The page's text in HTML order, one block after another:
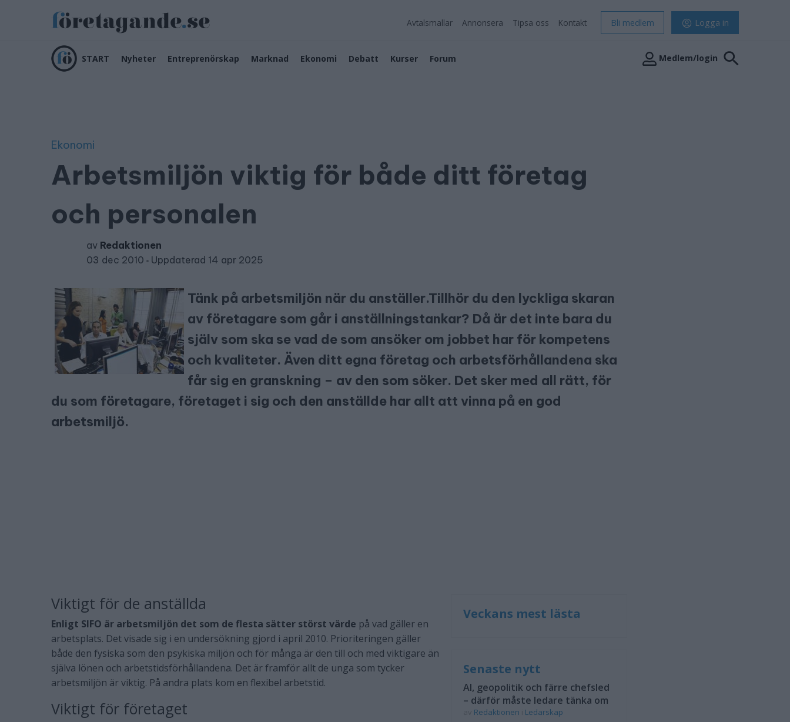
Avtalsmallar Annonsera Tipsa oss Kontakt Bli medlem Logga in
START Nyheter Entreprenörskap Marknad Ekonomi Debatt Kurser Forum Medlem/login
Ekonomi
Arbetsmiljön viktig för både ditt företag
och personalen
av Redaktionen
03 dec 2010
Uppdaterad 14 apr 2025
Tänk på arbetsmiljön när du anställer.Tillhör du den lyckliga skaran
av företagare som går i anställningstankar? Då är det inte bara du
själv som ska se vad de som ansöker om jobbet har för kompetens
och kvaliteter. Även ditt egna företag och arbetsförhållandena ska
får sig en granskning – av den som söker. Det sker med all rätt, för
du som företagare, företaget i sig och den anställde har allt att vinna på en god
arbetsmiljö.
Viktigt för de anställda
Enligt SIFO är arbetsmiljön det som de flesta sätter störst värde på vad gäller en
arbetsplats. Det visade sig i en undersökning gjord i april 2010. Prioriteringen gäller
både den fysiska som den psykiska miljön och för många är den till och med viktigare än
själva lönen och arbetstidsförhållandena. Det är framför allt de unga som tycker
arbetsmiljön är viktig. På andra plats kom en flexibel arbetstid.
Viktigt för företaget
Veckans mest lästa
Senaste nytt
AI, geopolitik och färre chefsled
– därför måste ledare tänka om
Redaktionen Ledarskap